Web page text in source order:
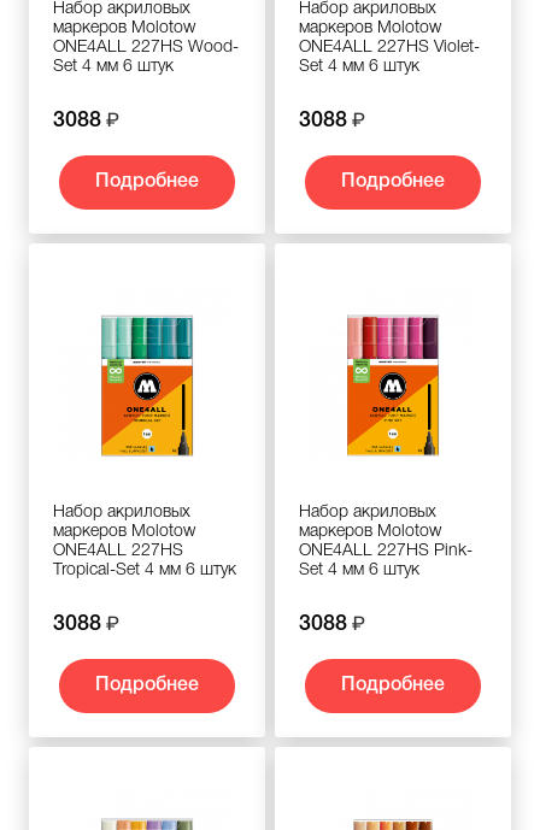
Набор акриловых
маркеров Molotow
ONE4ALL 227HS Wood-
Set 4 мм 6 штук
3088
Подробнее
Набор акриловых
маркеров Molotow
ONE4ALL 227HS Violet-
Set 4 мм 6 штук
3088
Подробнее
Набор акриловых
маркеров Molotow
ONE4ALL 227HS
Tropical-Set 4 мм 6 штук
3088
Подробнее
Набор акриловых
маркеров Molotow
ONE4ALL 227HS Pink-
Set 4 мм 6 штук
3088
Подробнее